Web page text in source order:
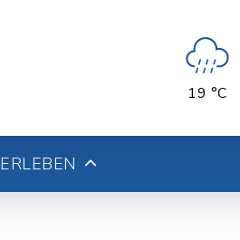
19 °C
ERLEBEN